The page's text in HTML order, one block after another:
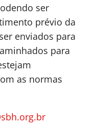
ser
prévio da
enviados para
para
as normas